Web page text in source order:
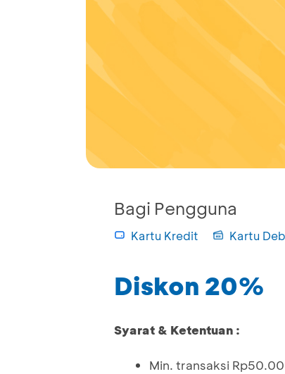
Bagi Pengguna
Kartu Kredit Kartu
Diskon 20%
Syarat & Ketentuan :
Min. transaksi